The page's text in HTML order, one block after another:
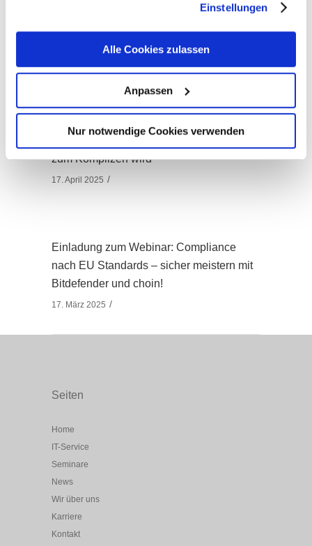
Cookies, wenn Sie unsere Webseite weiterhin nutzen.
Einstellungen
Alle Cookies zulassen
Anpassen
Nur notwendige Cookies verwenden
DRINGEND: WatchGuard – sofortiges
Handeln erforderlich
19. Dezember 2025
LOTL-Angriffe: Wenn das eigene System
zum Komplizen wird
17. April 2025
Einladung zum Webinar: Compliance
nach EU Standards – sicher meistern mit
Bitdefender und choin!
17. März 2025
Seiten
Home
IT-Service
Seminare
News
Wir über uns
Karriere
Kontakt